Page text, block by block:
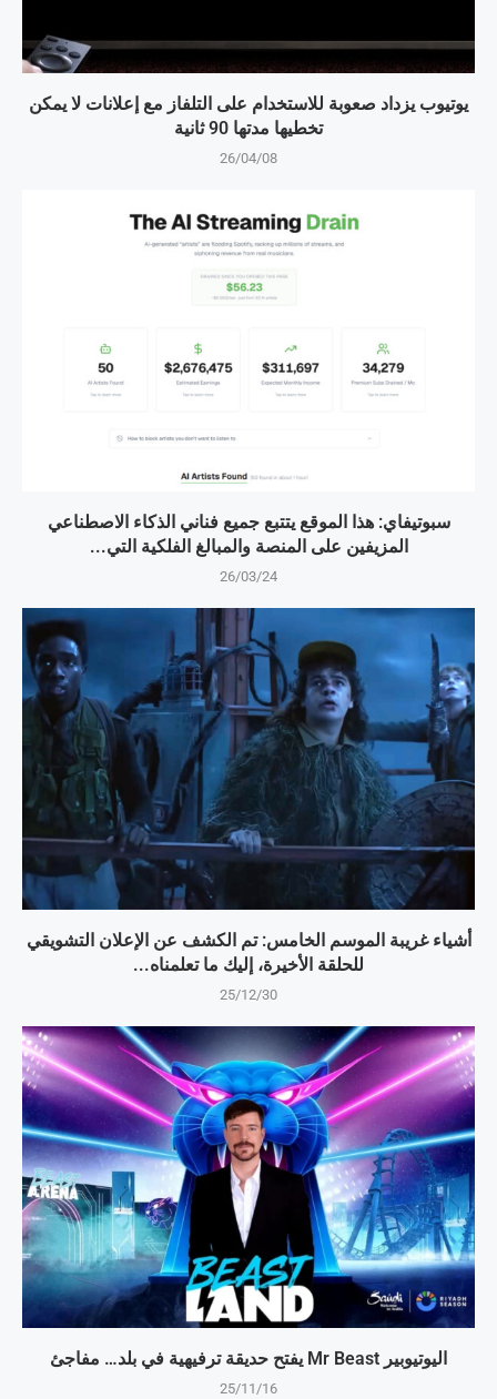
يوتيوب يزداد صعوبة للاستخدام على التلفاز مع إعلانات لا يمكن
تخطيها مدتها 90 ثانية
26/04/08
سبوتيفاي: هذا الموقع يتتبع جميع فناني الذكاء الاصطناعي
المزيفين على المنصة والمبالغ الفلكية التي...
26/03/24
أشياء غريبة الموسم الخامس: تم الكشف عن الإعلان التشويقي
للحلقة الأخيرة، إليك ما تعلمناه...
25/12/30
اليوتيوبير Mr Beast يفتح حديقة ترفيهية في بلد… مفاجئ
25/11/16